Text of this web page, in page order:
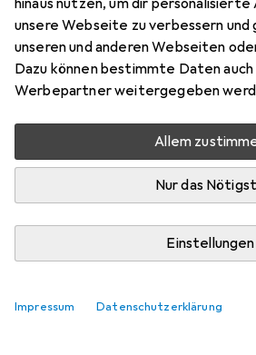
hinaus nutzen, um dir
unsere Webseite zu verbessern
unseren und anderen Webseiten
Dazu können bestimmte Daten
Werbepartner weitergegeben
Allem
Nur das
Einstellungen
Impressum Datenschutzerklärung
Zubehör für
Libre Skin-Caring
Hier findest du passendes Zubehör
Schminkpinsel.